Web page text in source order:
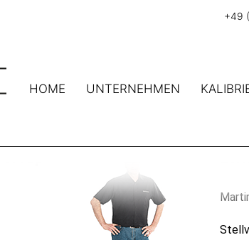
+49
HOME UNTERNEHMEN